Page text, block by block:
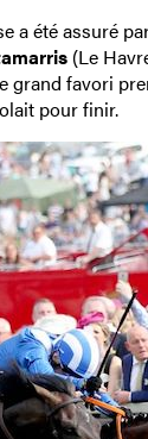
a été assuré
(Le
grand favori
pour finir.